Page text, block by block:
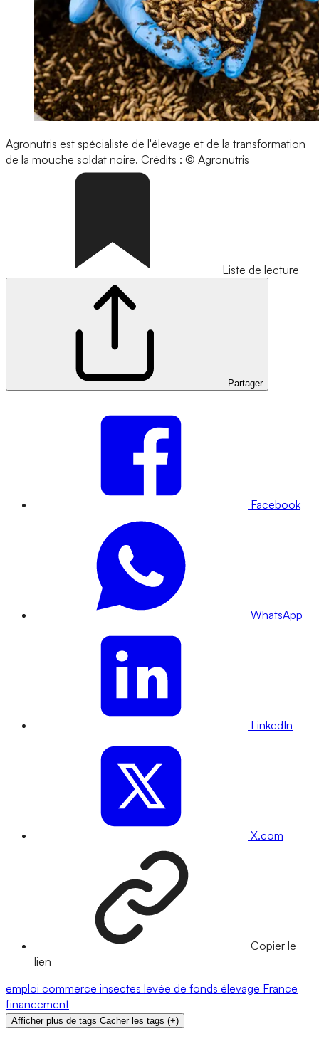
Agronutris est spécialiste de l'élevage et de la transformation
de la mouche soldat noire. Crédits : © Agronutris
Liste de lecture
Partager
Facebook
WhatsApp
LinkedIn
X.com
Copier le
lien
emploi commerce insectes levée de fonds élevage France
financement
Afficher plus de tags Cacher les tags (+)